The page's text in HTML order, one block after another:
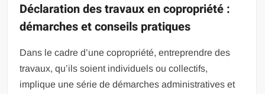
Déclaration des travaux en copropriété :
démarches et conseils pratiques
Dans le cadre d’une copropriété, entreprendre des
travaux, qu’ils soient individuels ou collectifs,
implique une série de démarches administratives et